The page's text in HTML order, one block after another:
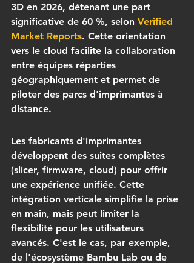
3D en 2026, détenant une part
significative de 60 %, selon Verified
Market Reports. Cette orientation
vers le cloud facilite la collaboration
entre équipes réparties
géographiquement et permet de
piloter des parcs d'imprimantes à
distance.
Les fabricants d'imprimantes
développent des suites complètes
(slicer, firmware, cloud) pour offrir
une expérience unifiée. Cette
intégration verticale simplifie la prise
en main, mais peut limiter la
flexibilité pour les utilisateurs
avancés. C'est le cas, par exemple,
de l'écosystème Bambu Lab ou de